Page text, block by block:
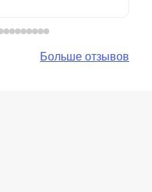
Больше отзывов